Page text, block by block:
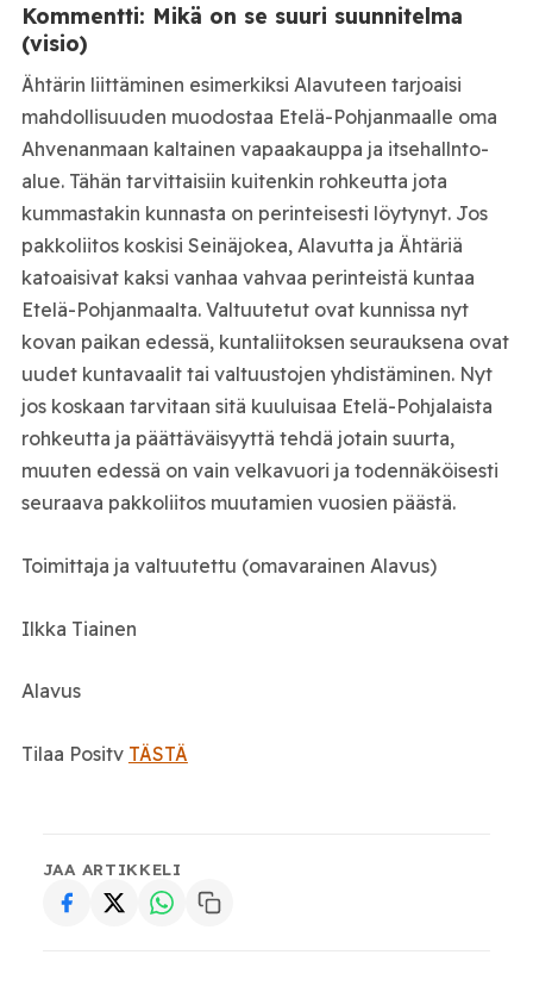
Kommentti: Mikä on se suuri suunnitelma
(visio)
Ähtärin liittäminen esimerkiksi Alavuteen tarjoaisi
mahdollisuuden muodostaa Etelä-Pohjanmaalle oma
Ahvenanmaan kaltainen vapaakauppa ja itsehallnto-
alue. Tähän tarvittaisiin kuitenkin rohkeutta jota
kummastakin kunnasta on perinteisesti löytynyt. Jos
pakkoliitos koskisi Seinäjokea, Alavutta ja Ähtäriä
katoaisivat kaksi vanhaa vahvaa perinteistä kuntaa
Etelä-Pohjanmaalta. Valtuutetut ovat kunnissa nyt
kovan paikan edessä, kuntaliitoksen seurauksena ovat
uudet kuntavaalit tai valtuustojen yhdistäminen. Nyt
jos koskaan tarvitaan sitä kuuluisaa Etelä-Pohjalaista
rohkeutta ja päättäväisyyttä tehdä jotain suurta,
muuten edessä on vain velkavuori ja todennäköisesti
seuraava pakkoliitos muutamien vuosien päästä.
Toimittaja ja valtuutettu (omavarainen Alavus)
Ilkka Tiainen
Alavus
Tilaa Positv TÄSTÄ
JAA ARTIKKELI